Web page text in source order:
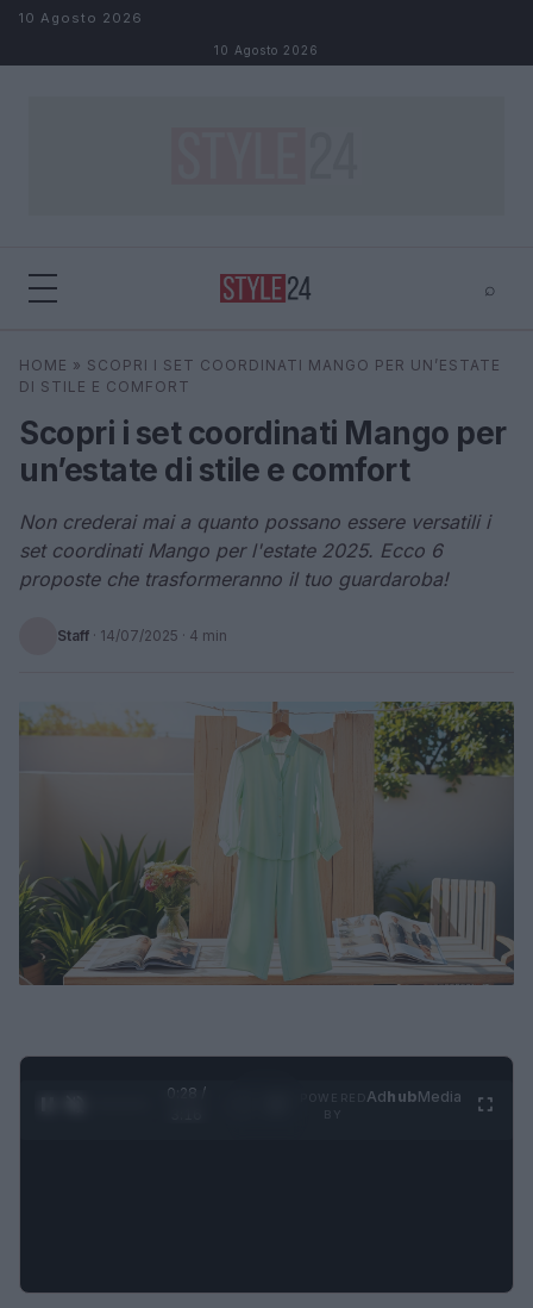
Salta al contenuto
10 Agosto 2026
10 Agosto 2026
⌕
Cerca ⌕ ×
HOME » SCOPRI I SET COORDINATI MANGO PER UN’ESTATE
DI STILE E COMFORT
Scopri i set coordinati Mango per
un’estate di stile e comfort
Non crederai mai a quanto possano essere versatili i
set coordinati Mango per l'estate 2025. Ecco 6
proposte che trasformeranno il tuo guardaroba!
Staff · 14/07/2025 · 4 min
0:29 /
AdhubMedia